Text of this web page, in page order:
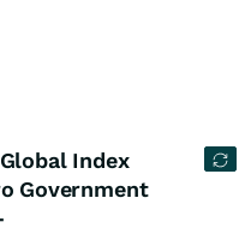
Index
Government